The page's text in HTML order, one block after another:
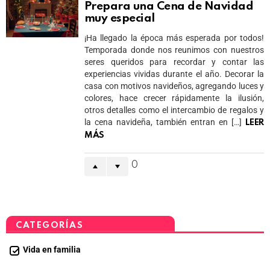
Prepara una Cena de Navidad
muy especial
¡Ha llegado la época más esperada por todos!
Temporada donde nos reunimos con nuestros
seres queridos para recordar y contar las
experiencias vividas durante el año. Decorar la
casa con motivos navideños, agregando luces y
colores, hace crecer rápidamente la ilusión,
otros detalles como el intercambio de regalos y
la cena navideña, también entran en […]
LEER
MÁS
0
CATEGORÍAS
Vida en familia